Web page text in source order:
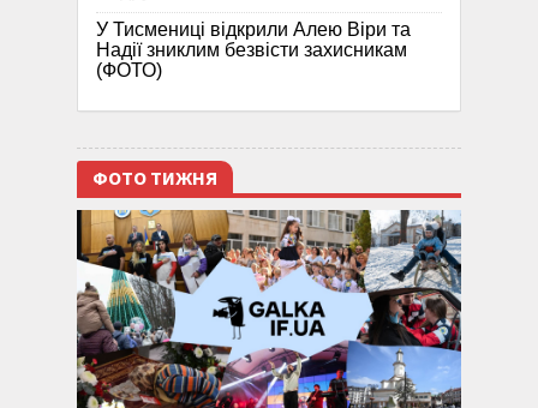
У Тисмениці відкрили Алею Віри та
Надії зниклим безвісти захисникам
(ФОТО)
ФОТО ТИЖНЯ